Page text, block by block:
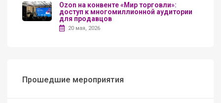
Ozon на конвенте «Мир торговли»:
доступ к многомиллионной аудитории
для продавцов
20 мая, 2026
Прошедшие мероприятия